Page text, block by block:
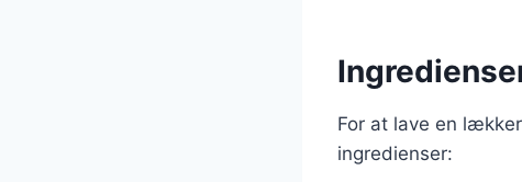
For at lave en
ingredienser: